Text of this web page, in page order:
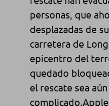
personas, que
desplazadas de
carretera de
epicentro del
quedado
el rescate sea